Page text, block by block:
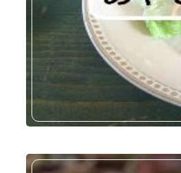
ロケ地：株式
ウス
訪れた方：工
史帆さん、高田